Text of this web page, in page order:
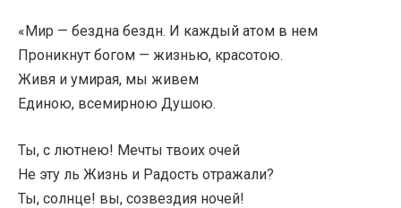
«Мир — бездна бездн. И каждый атом в нем
Проникнут богом — жизнью, красотою.
Живя и умирая, мы живем
Единою, всемирною Душою.
Ты, с лютнею! Мечты твоих очей
Не эту ль Жизнь и Радость отражали?
Ты, солнце! вы, созвездия ночей!